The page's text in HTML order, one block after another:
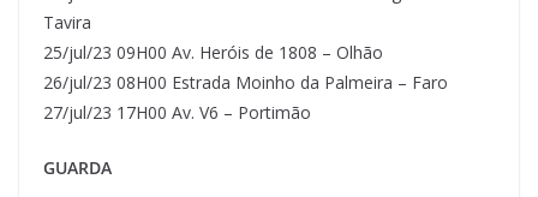
Tavira
25/jul/23 09H00 Av. Heróis de 1808 – Olhão
26/jul/23 08H00 Estrada Moinho da Palmeira – Faro
27/jul/23 17H00 Av. V6 – Portimão
GUARDA